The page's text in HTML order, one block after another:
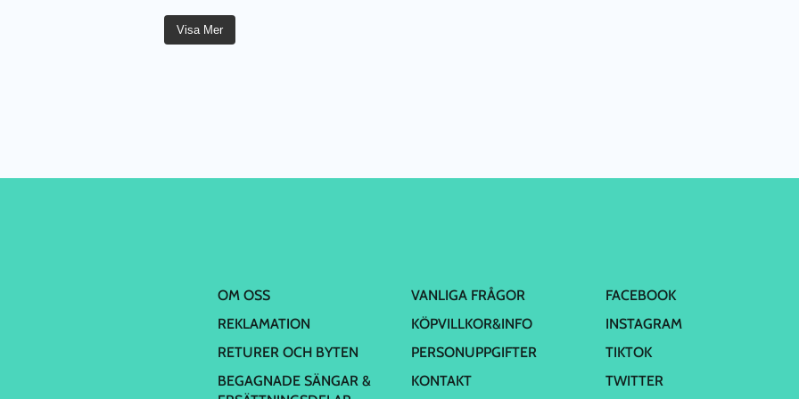
Visa Mer
OM OSS
REKLAMATION
RETURER OCH BYTEN
BEGAGNADE SÄNGAR &
VANLIGA FRÅGOR
KÖPVILLKOR&INFO
PERSONUPPGIFTER
KONTAKT
FACEBOOK
INSTAGRAM
TIKTOK
TWITTER